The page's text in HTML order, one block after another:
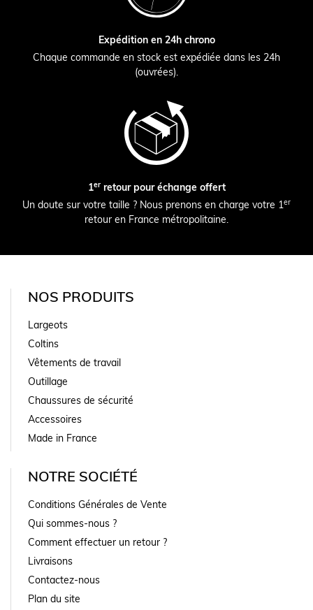
Expédition en 24h chrono
Chaque commande en stock est expédiée dans les 24h
(ouvrées).
1erretour pour échange offert
Un doute sur votre taille ? Nous prenons en charge votre 1er
retour en France métropolitaine.
NOS PRODUITS
Largeots
Coltins
Vêtements de travail
Outillage
Chaussures de sécurité
Accessoires
Made in France
NOTRE SOCIÉTÉ
Conditions Générales de Vente
Qui sommes-nous ?
Comment effectuer un retour ?
Livraisons
Contactez-nous
Plan du site